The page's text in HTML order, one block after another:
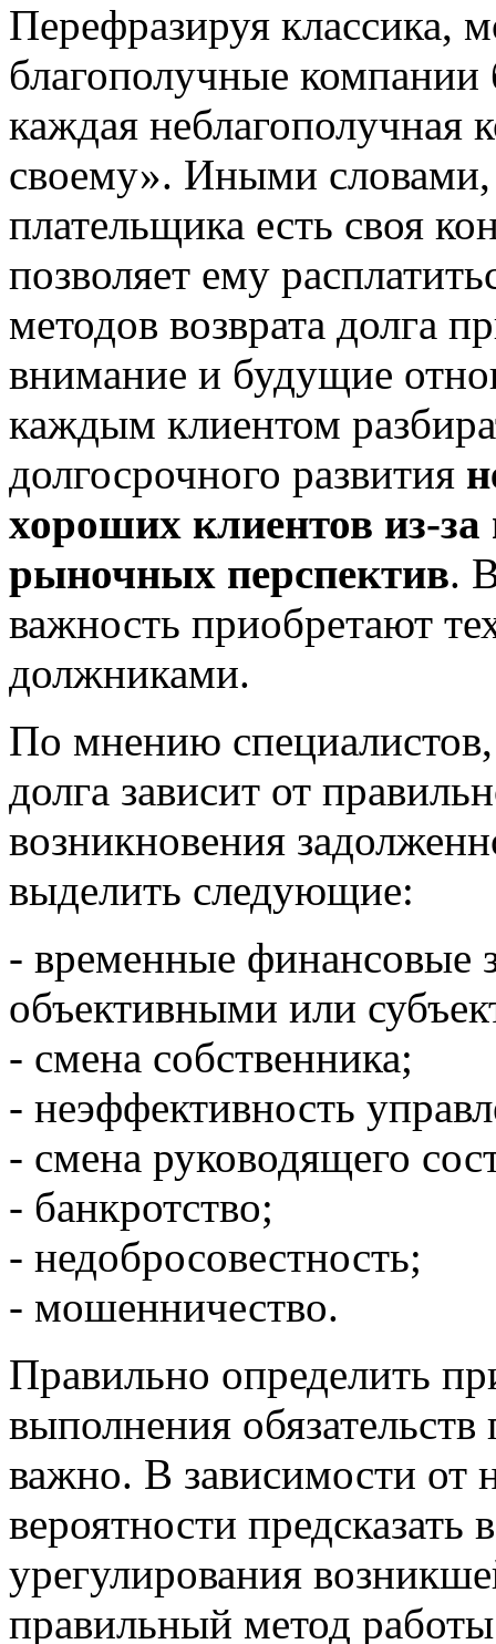
Перефразируя классика,
благополучные
каждая неблагополучная
своему». Иными словами,
плательщика есть своя
позволяет ему
методов возврата долга
внимание и будущие
каждым клиентом
долгосрочного развития
хороших клиентов из-
рыночных перспектив.
важность приобретают
должниками.
По мнению специалистов,
долга зависит от
возникновения
выделить следующие:
- временные финансовые
объективными или
- смена собственника;
- неэффективность
- смена руководящего
- банкротство;
- недобросовестность;
- мошенничество.
Правильно определить
выполнения
важно. В зависимости от
вероятности
урегулирования
правильный метод